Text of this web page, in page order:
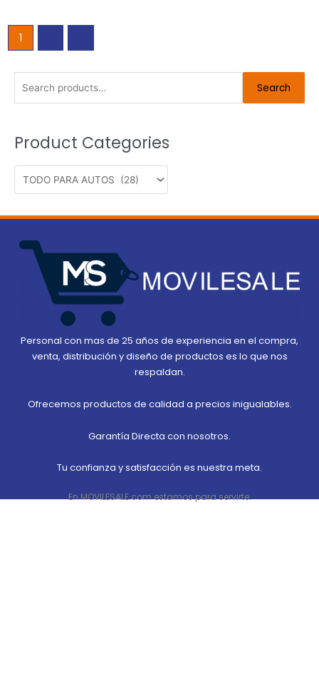
1
for:
Search
Product Categories
Personal con mas de 25 años de experiencia en el compra,
venta, distribución y diseño de productos es lo que nos
respaldan.
Ofrecemos productos de calidad a precios inigualables.
Garantía Directa con nosotros.
Tu confianza y satisfacción es nuestra meta.
En MOVILESALE.com estamos para servirte.